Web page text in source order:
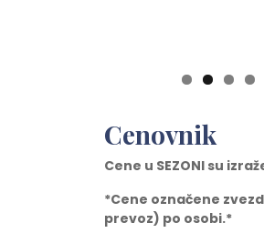
Cenovnik
Cene u SEZONI su
*Cene označene
prevoz) po osobi.*